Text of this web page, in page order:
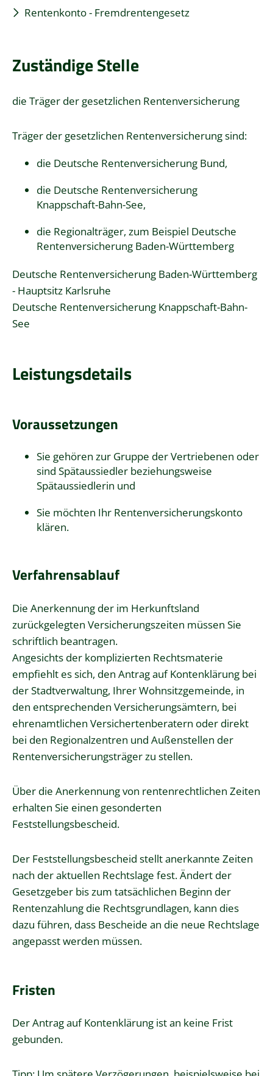
Rentenkonto - Fremdrentengesetz
Zuständige Stelle
die Träger der gesetzlichen Rentenversicherung
Träger der gesetzlichen Rentenversicherung sind:
die Deutsche Rentenversicherung Bund,
die Deutsche Rentenversicherung
Knappschaft-Bahn-See,
die Regionalträger, zum Beispiel Deutsche
Rentenversicherung Baden-Württemberg
Deutsche Rentenversicherung Baden-Württemberg
- Hauptsitz Karlsruhe
Deutsche Rentenversicherung Knappschaft-Bahn-
See
Leistungsdetails
Voraussetzungen
Sie gehören zur Gruppe der Vertriebenen oder
sind Spätaussiedler beziehungsweise
Spätaussiedlerin und
Sie möchten Ihr Rentenversicherungskonto
klären.
Verfahrensablauf
Die Anerkennung der im Herkunftsland
zurückgelegten Versicherungszeiten müssen Sie
schriftlich beantragen.
Angesichts der komplizierten Rechtsmaterie
empfiehlt es sich, den Antrag auf Kontenklärung bei
der Stadtverwaltung, Ihrer Wohnsitzgemeinde, in
den entsprechenden Versicherungsämtern, bei
ehrenamtlichen Versichertenberatern oder direkt
bei den Regionalzentren und Außenstellen der
Rentenversicherungsträger zu stellen.
Über die Anerkennung von rentenrechtlichen Zeiten
erhalten Sie einen gesonderten
Feststellungsbescheid.
Der Feststellungsbescheid stellt anerkannte Zeiten
nach der aktuellen Rechtslage fest. Ändert der
Gesetzgeber bis zum tatsächlichen Beginn der
Rentenzahlung die Rechtsgrundlagen, kann dies
dazu führen, dass Bescheide an die neue Rechtslage
angepasst werden müssen.
Fristen
Der Antrag auf Kontenklärung ist an keine Frist
gebunden.